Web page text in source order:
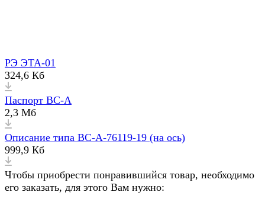
РЭ ЭТА-01
324,6 Кб
Паспорт ВС-А
2,3 Мб
Описание типа ВС-А-76119-19 (на ось)
999,9 Кб
Чтобы приобрести понравившийся товар, необходимо
его заказать, для этого Вам нужно: